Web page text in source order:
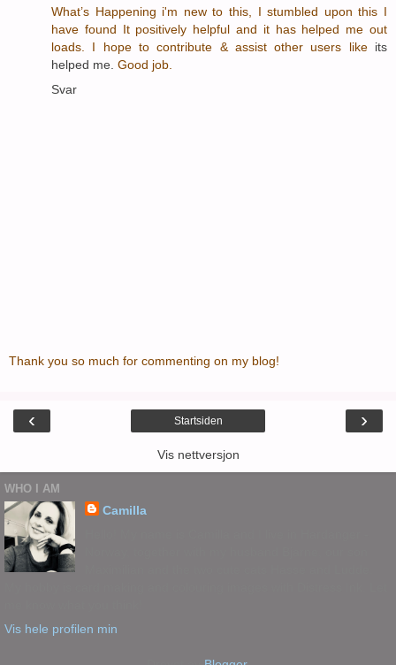
What’s Happening i'm new to this, I stumbled upon this I
have found It positively helpful and it has helped me out
loads. I hope to contribute & assist other users like its
helped me. Good job.
Svar
Thank you so much for commenting on my blog!
‹ ›
Startsiden
Vis nettversjon
WHO I AM
Camilla
Vis hele profilen min